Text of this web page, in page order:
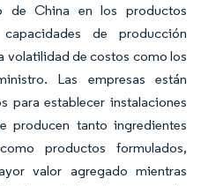
de China en los productos
de producción
volatilidad de costos como los
Las empresas están
para establecer instalaciones
producen tanto ingredientes
productos formulados,
valor agregado mientras